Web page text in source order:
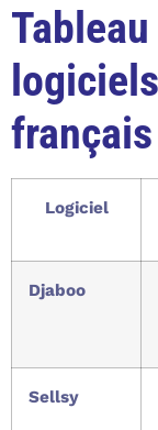
français
Logiciel
Djaboo
Sellsy